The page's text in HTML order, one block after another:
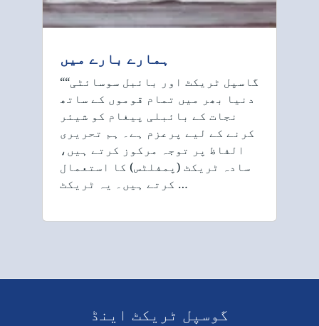
ہمارے بارے میں
““گاسپل ٹریکٹ اور بائبل سوسائٹی
دنیا بھر میں تمام قوموں کے ساتھ
نجات کے بائبلی پیغام کو شیئر
کرنے کے لیے پرعزم ہے۔ ہم تحریری
الفاظ پر توجہ مرکوز کرتے ہیں،
سادہ ٹریکٹ (پمفلٹس) کا استعمال
کرتے ہیں۔ یہ ٹریکٹ …
گوسپل ٹریکٹ اینڈ